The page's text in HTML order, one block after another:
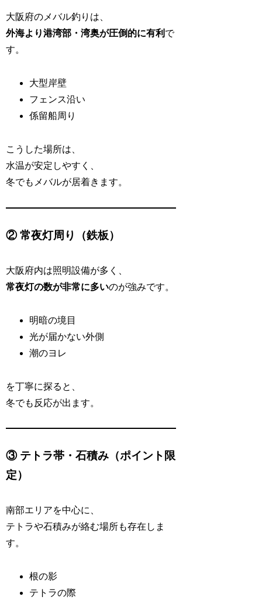
大阪府のメバル釣りは、
外海より港湾部・湾奥が圧倒的に有利 で
す。
大型岸壁
フェンス沿い
係留船周り
こうした場所は、
水温が安定しやすく、
冬でもメバルが居着きます。
② 常夜灯周り（鉄板）
大阪府内は照明設備が多く、
常夜灯の数が非常に多いのが強みです。
明暗の境目
光が届かない外側
潮のヨレ
を丁寧に探ると、
冬でも反応が出ます。
③ テトラ帯・石積み（ポイント限
定）
南部エリアを中心に、
テトラや石積みが絡む場所も存在しま
す。
根の影
テトラの際